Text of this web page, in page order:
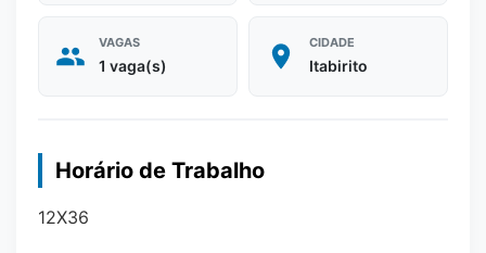
VAGAS
1 vaga(s)
CIDADE
Itabirito
Horário de Trabalho
12X36